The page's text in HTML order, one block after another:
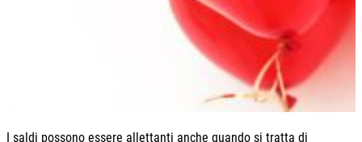
I saldi possono essere allettanti anche quando si tratta di